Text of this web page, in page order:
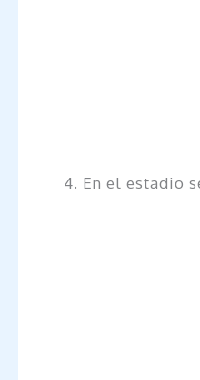
4. En el estadio